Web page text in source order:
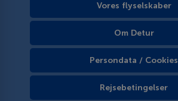
Vores flyselskaber
Om Detur
Persondata / Cookies
Rejsebetingelser